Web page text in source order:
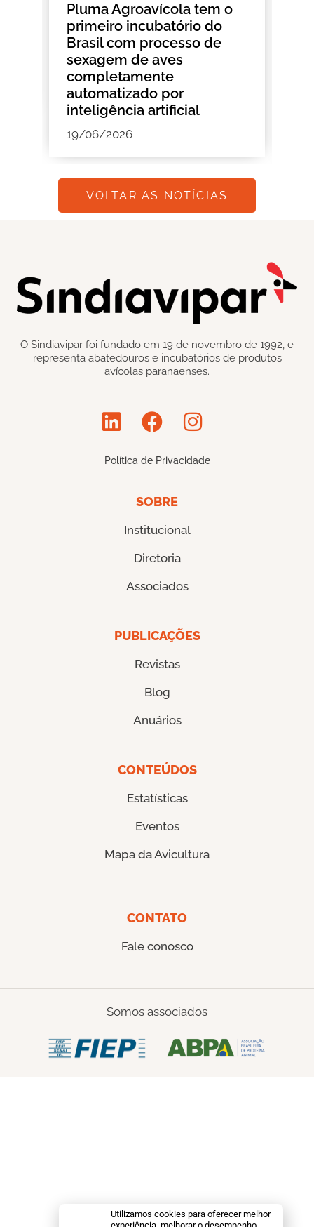
Pluma Agroavícola tem o
primeiro incubatório do
Brasil com processo de
sexagem de aves
completamente
automatizado por
inteligência artificial
19/06/2026
VOLTAR AS NOTÍCIAS
O Sindiavipar foi fundado em 19 de novembro de 1992, e
representa abatedouros e incubatórios de produtos
avícolas paranaenses.
Política de Privacidade
SOBRE
Institucional
Diretoria
Associados
PUBLICAÇÕES
Revistas
Blog
Anuários
CONTEÚDOS
Estatísticas
Eventos
Mapa da Avicultura
CONTATO
Fale conosco
Somos associados
Utilizamos cookies para oferecer melhor